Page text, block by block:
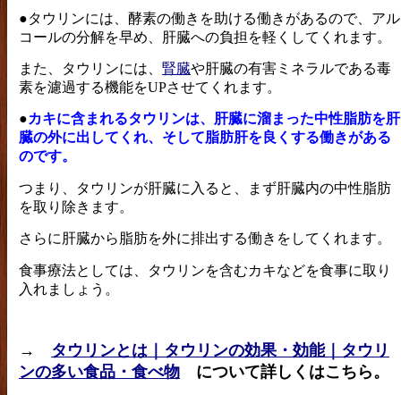
●タウリンには、酵素の働きを助ける働きがあるので、アル
コールの分解を早め、肝臓への負担を軽くしてくれます。
また、タウリンには、 腎臓や肝臓の有害ミネラルである毒
素を濾過する機能をUPさせてくれます。
●カキに含まれるタウリンは、肝臓に溜まった中性脂肪を肝
臓の外に出してくれ、そして脂肪肝を良くする働きがある
のです。
つまり、タウリンが肝臓に入ると、まず肝臓内の中性脂肪
を取り除きます。
さらに肝臓から脂肪を外に排出する働きをしてくれます。
食事療法としては、タウリンを含むカキなどを食事に取り
入れましょう。
→ タウリンとは｜タウリンの効果・効能｜タウリ
ンの多い食品・食べ物 について詳しくはこちら。